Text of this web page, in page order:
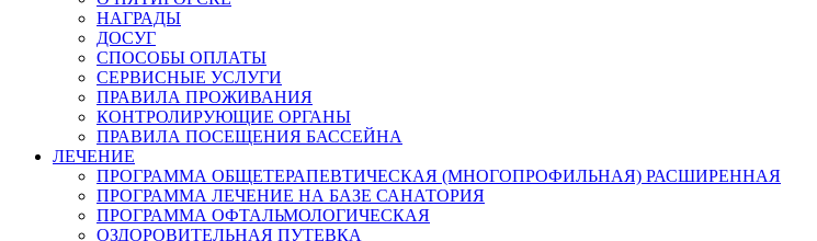
НАГРАДЫ
ДОСУГ
СПОСОБЫ ОПЛАТЫ
СЕРВИСНЫЕ УСЛУГИ
ПРАВИЛА ПРОЖИВАНИЯ
КОНТРОЛИРУЮЩИЕ ОРГАНЫ
ПРАВИЛА ПОСЕЩЕНИЯ БАССЕЙНА
ЛЕЧЕНИЕ
ПРОГРАММА ОБЩЕТЕРАПЕВТИЧЕСКАЯ (МНОГОПРОФИЛЬНАЯ) РАСШИРЕННАЯ
ПРОГРАММА ЛЕЧЕНИЕ НА БАЗЕ САНАТОРИЯ
ПРОГРАММА ОФТАЛЬМОЛОГИЧЕСКАЯ
ОЗДОРОВИТЕЛЬНАЯ ПУТЕВКА